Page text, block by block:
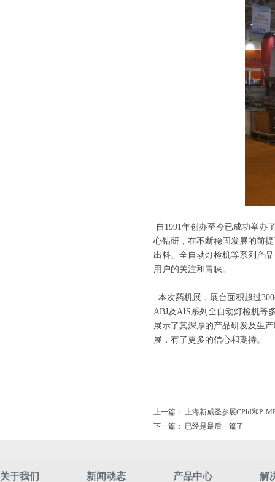
自1991年创办至今已成功举办
心钻研，在不断稳固发展的前
出料、全自动灯检机等系列产
用户的关注和青睐。
本次药机展，展台面积超过
ABJ及AIS系列全自动灯检机等
展示了其深厚的产品研发及生
展，有了更多的信心和期待。
上一篇：
上海新威圣参展CPhI和P-
下一篇： 已经是最后一篇了
关于我们 新闻动态 产品中心 解